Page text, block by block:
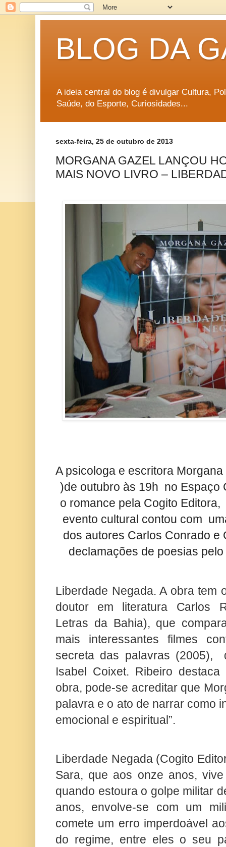
BLOG DA
A ideia central do blog é divulgar Cultura,
Saúde, do Esporte, Curiosidades...
sexta-feira, 25 de outubro de 2013
MORGANA GAZEL LANÇOU
MAIS NOVO LIVRO –
A psicologa e escritora
)de outubro às 19h no Espaço
o romance pela Cogito
evento cultural contou com
dos autores Carlos Conrado e
declamações de poesias
Liberdade Negada. A obra tem
doutor em literatura Carlos
Letras da Bahia), que
mais interessantes filmes
secreta das palavras (2005),
Isabel Coixet. Ribeiro
obra, pode-se acreditar que
palavra e o ato de narrar como
emocional e espiritual”.
Liberdade Negada (Cogito
Sara, que aos onze anos,
quando estoura o golpe militar
anos, envolve-se com um
comete um erro imperdoável
do regime, entre eles o seu